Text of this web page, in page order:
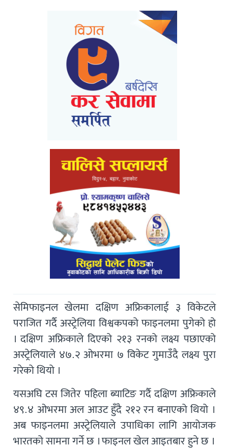
सेमिफाइनल खेलमा दक्षिण अफ्रिकालाई ३ विकेटले
पराजित गर्दै अस्ट्रेलिया विश्वकपको फाइनलमा पुगेको हो
। दक्षिण अफ्रिकाले दिएको २१३ रनको लक्ष्य पछाएको
अस्ट्रेलियाले ४७.२ ओभरमा ७ विकेट गुमाउँदै लक्ष्य पुरा
गरेको थियो ।
यसअघि टस जितेर पहिला ब्याटिङ गर्दै दक्षिण अफ्रिकाले
४९.४ ओभरमा अल आउट हुँदै २१२ रन बनाएको थियो ।
अब फाइनलमा अस्ट्रेलियाले उपाधिका लागि आयोजक
भारतको सामना गर्ने छ । फाइनल खेल आइतबार हुने छ ।